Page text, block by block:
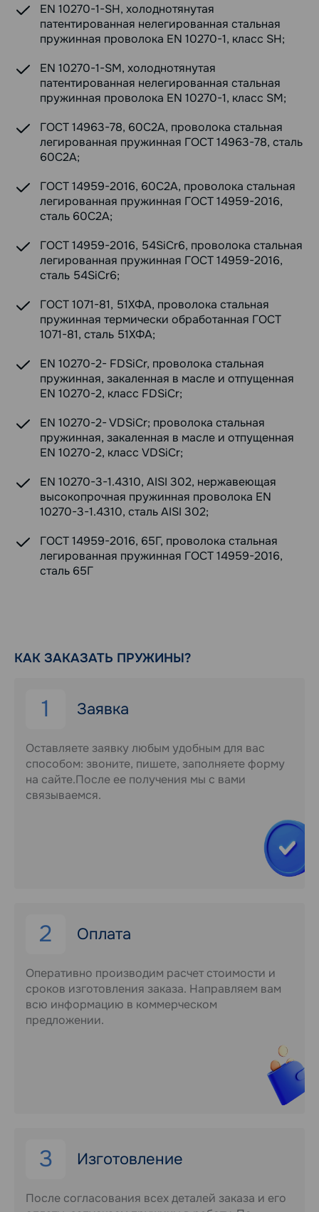
EN 10270-1-SH, холоднотянутая
патентированная нелегированная стальная
пружинная проволока EN 10270-1, класс SH;
EN 10270-1-SM, холоднотянутая
патентированная нелегированная стальная
пружинная проволока EN 10270-1, класс SM;
ГОСТ 14963-78, 60С2А, проволока стальная
легированная пружинная ГОСТ 14963-78, сталь
60С2А;
ГОСТ 14959-2016, 60С2А, проволока стальная
легированная пружинная ГОСТ 14959-2016,
сталь 60С2А;
ГОСТ 14959-2016, 54SiCr6, проволока стальная
легированная пружинная ГОСТ 14959-2016,
сталь 54SiCr6;
ГОСТ 1071-81, 51ХФА, проволока стальная
пружинная термически обработанная ГОСТ
1071-81, сталь 51ХФА;
EN 10270-2- FDSiCr, проволока стальная
пружинная, закаленная в масле и отпущенная
EN 10270-2, класс FDSiCr;
EN 10270-2- VDSiCr; проволока стальная
пружинная, закаленная в масле и отпущенная
EN 10270-2, класс VDSiCr;
EN 10270-3-1.4310, AISI 302, нержавеющая
высокопрочная пружинная проволока EN
10270-3-1.4310, сталь AISI 302;
ГОСТ 14959-2016, 65Г, проволока стальная
легированная пружинная ГОСТ 14959-2016,
сталь 65Г
КАК ЗАКАЗАТЬ ПРУЖИНЫ?
1 Заявка
Оставляете заявку любым удобным для вас
способом: звоните, пишете, заполняете форму
на сайте.После ее получения мы с вами
связываемся.
2 Оплата
Оперативно производим расчет стоимости и
сроков изготовления заказа. Направляем вам
всю информацию в коммерческом
предложении.
3 Изготовление
После согласования всех деталей заказа и его